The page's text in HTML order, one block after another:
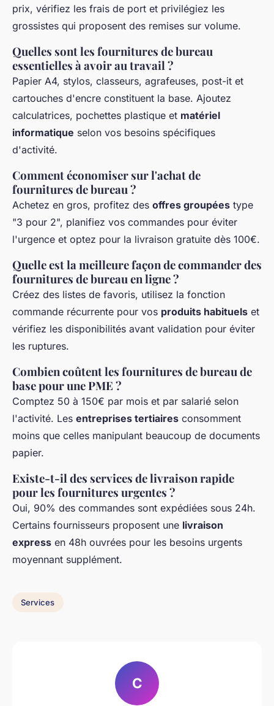
prix, vérifiez les frais de port et privilégiez les
grossistes qui proposent des remises sur volume.
Quelles sont les fournitures de bureau
essentielles à avoir au travail ?
Papier A4, stylos, classeurs, agrafeuses, post-it et
cartouches d'encre constituent la base. Ajoutez
calculatrices, pochettes plastique et matériel
informatique selon vos besoins spécifiques
d'activité.
Comment économiser sur l'achat de
fournitures de bureau ?
Achetez en gros, profitez des offres groupées type
"3 pour 2", planifiez vos commandes pour éviter
l'urgence et optez pour la livraison gratuite dès 100€.
Quelle est la meilleure façon de commander des
fournitures de bureau en ligne ?
Créez des listes de favoris, utilisez la fonction
commande récurrente pour vos produits habituels et
vérifiez les disponibilités avant validation pour éviter
les ruptures.
Combien coûtent les fournitures de bureau de
base pour une PME ?
Comptez 50 à 150€ par mois et par salarié selon
l'activité. Les entreprises tertiaires consomment
moins que celles manipulant beaucoup de documents
papier.
Existe-t-il des services de livraison rapide
pour les fournitures urgentes ?
Oui, 90% des commandes sont expédiées sous 24h.
Certains fournisseurs proposent une livraison
express en 48h ouvrées pour les besoins urgents
moyennant supplément.
Services
C